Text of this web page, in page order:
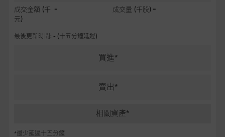
選股攻略
中資股票專頁
成交金額 (千
元)
- 成交量 (千股) -
最後更新時間: - (十五分鐘延遲)
買進*
賣出*
相關資產*
*最少延遲十五分鐘